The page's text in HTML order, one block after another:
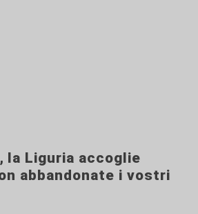
la Liguria accoglie
abbandonate i vostri